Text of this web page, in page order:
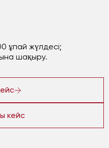
ұпай жүлдесі;
шақыру.
кейс